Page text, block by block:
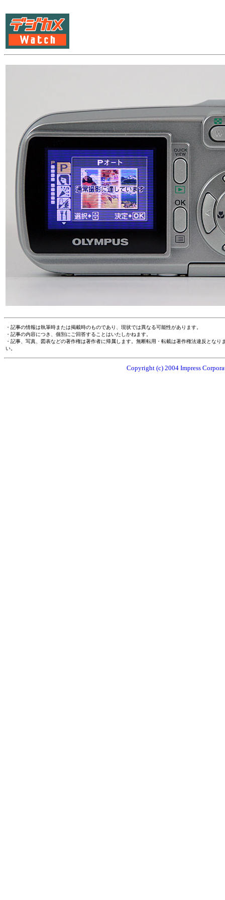
・記事の情報は執筆時または掲載時のものであり、現状では異なる可能性があります。
・記事の内容につき、個別にご回答することはいたしかねます。
・記事、写真、図表などの著作権は著作者に帰属します。無断転用・転載は著作権法違反とな
い。
Copyright (c) 2004 Impress